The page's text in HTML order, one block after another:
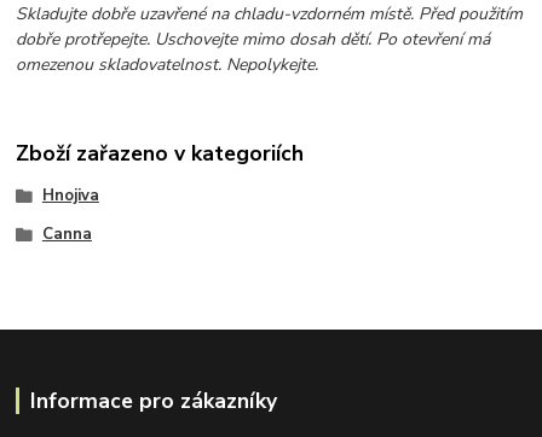
Skladujte dobře uzavřené na chladu-vzdorném místě. Před použitím
dobře protřepejte. Uschovejte mimo dosah dětí. Po otevření má
omezenou skladovatelnost. Nepolykejte.
Zboží zařazeno v kategoriích
Hnojiva
Canna
Informace pro zákazníky